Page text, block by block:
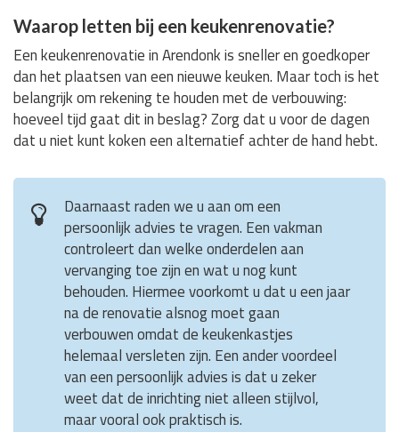
Waarop letten bij een keukenrenovatie?
Een keukenrenovatie in Arendonk is sneller en goedkoper
dan het plaatsen van een nieuwe keuken. Maar toch is het
belangrijk om rekening te houden met de verbouwing:
hoeveel tijd gaat dit in beslag? Zorg dat u voor de dagen
dat u niet kunt koken een alternatief achter de hand hebt.
Daarnaast raden we u aan om een
persoonlijk advies te vragen. Een vakman
controleert dan welke onderdelen aan
vervanging toe zijn en wat u nog kunt
behouden. Hiermee voorkomt u dat u een jaar
na de renovatie alsnog moet gaan
verbouwen omdat de keukenkastjes
helemaal versleten zijn. Een ander voordeel
van een persoonlijk advies is dat u zeker
weet dat de inrichting niet alleen stijlvol,
maar vooral ook praktisch is.